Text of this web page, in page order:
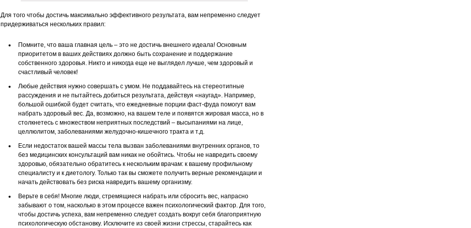
Для того чтобы достичь максимально эффективного результата, вам непременно следует
придерживаться нескольких правил:
Помните, что ваша главная цель – это не достичь внешнего идеала! Основным
приоритетом в ваших действиях должно быть сохранение и поддержание
собственного здоровья. Никто и никогда еще не выглядел лучше, чем здоровый и
счастливый человек!
Любые действия нужно совершать с умом. Не поддавайтесь на стереотипные
рассуждения и не пытайтесь добиться результата, действуя «наугад». Например,
большой ошибкой будет считать, что ежедневные порции фаст-фуда помогут вам
набрать здоровый вес. Да, возможно, на вашем теле и появятся жировая масса, но в
столкнетесь с множеством неприятных последствий – высыпаниями на лице,
целлюлитом, заболеваниями желудочно-кишечного тракта и т.д.
Если недостаток вашей массы тела вызван заболеваниями внутренних органов, то
без медицинских консультаций вам никак не обойтись. Чтобы не навредить своему
здоровью, обязательно обратитесь к нескольким врачам: к вашему профильному
специалисту и к диетологу. Только так вы сможете получить верные рекомендации и
начать действовать без риска навредить вашему организму.
Верьте в себя! Многие люди, стремящиеся набрать или сбросить вес, напрасно
забывают о том, насколько в этом процессе важен психологический фактор. Для того,
чтобы достичь успеха, вам непременно следует создать вокруг себя благоприятную
психологическую обстановку. Исключите из своей жизни стрессы, старайтесь как